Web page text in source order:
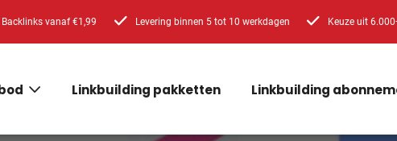
Backlinks vanaf €1,99 Levering binnen 5 tot 10 werkdagen Keuze uit
Linkbuilding pakketten Linkbuilding